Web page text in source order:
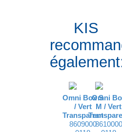
KIS
Omni Box S
/ Vert
Transparent
8609000
Omni
M /Vert
8610000